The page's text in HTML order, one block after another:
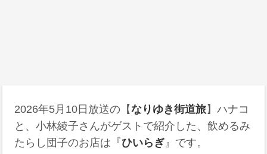
2026年5月10日 放送の【なりゆき街道旅】ハナコ
と、小林綾子さんがゲストで紹介した、飲めるみ
たらし団子のお店は『ひいらぎ』です。